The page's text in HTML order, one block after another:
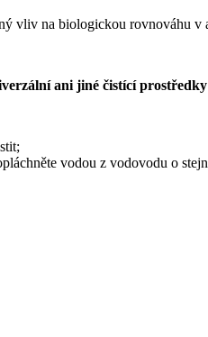
vliv na biologickou rovnováhu
ani jiné čistící prostředky
vodou z vodovodu o